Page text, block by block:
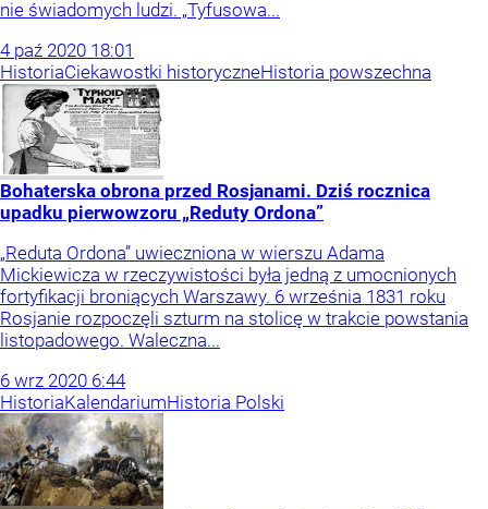
nie świadomych ludzi. „Tyfusowa...
4 paź 2020 18:01
HistoriaCiekawostki historyczneHistoria powszechna
Bohaterska obrona przed Rosjanami. Dziś rocznica
upadku pierwowzoru „Reduty Ordona”
„Reduta Ordona” uwieczniona w wierszu Adama
Mickiewicza w rzeczywistości była jedną z umocnionych
fortyfikacji broniących Warszawy. 6 września 1831 roku
Rosjanie rozpoczęli szturm na stolicę w trakcie powstania
listopadowego. Waleczna...
6 wrz 2020 6:44
HistoriaKalendariumHistoria Polski